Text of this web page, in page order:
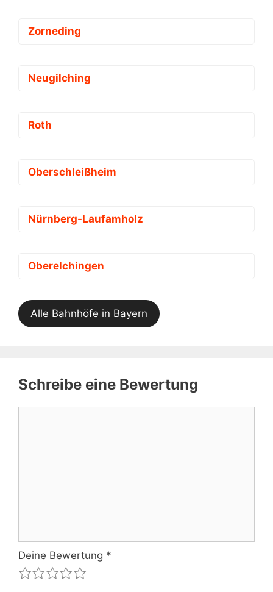
Zorneding
Neugilching
Roth
Oberschleißheim
Nürnberg-Laufamholz
Oberelchingen
Alle Bahnhöfe in Bayern
Schreibe eine Bewertung
Deine Bewertung *
4
3
2
1